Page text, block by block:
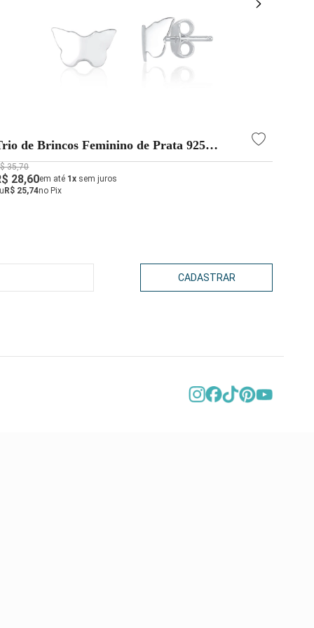
de Brincos Feminino de Prata 925
Lisa
35,70
28,60em até 1x sem juros
R$ 25,74no Pix
CADASTRAR